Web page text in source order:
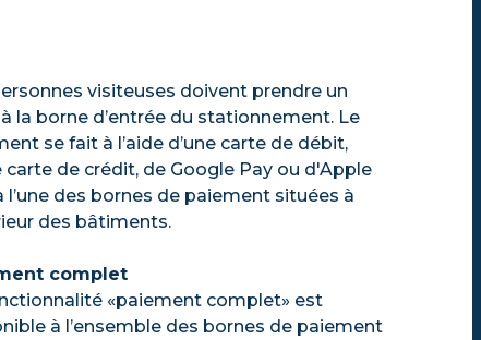
visiteuses doivent prendre un
la borne d’entrée du stationnement. Le
se fait à l’aide d’une carte de débit,
carte de crédit, de Google Pay ou d'Apple
l’une des bornes de paiement situées à
des bâtiments.
complet
«paiement complet» est
à l’ensemble des bornes de paiement